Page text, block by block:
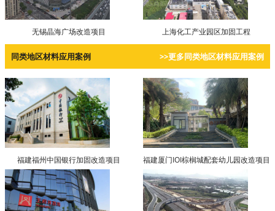
无锡晶海广场改造项目 上海化工产业园区加固工程
同类地区材料应用案例 >>更多同类地区材料应用案例
福建福州中国银行加固改造项目 福建厦门IOI棕榈城配套幼儿园改造项目